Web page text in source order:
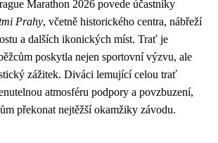
Marathon 2026 povede účastníky
Prahy, včetně historického centra, nábřeží
a dalších ikonických míst. Trať je
poskytla nejen sportovní výzvu, ale
zážitek. Diváci lemující celou trať
atmosféru podpory a povzbuzení,
překonat nejtěžší okamžiky závodu.